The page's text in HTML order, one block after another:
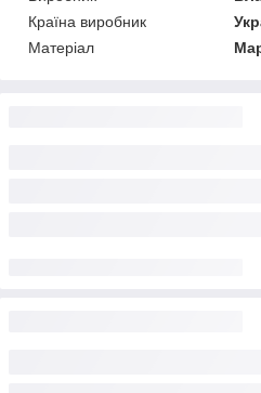
Країна виробник
Матеріал